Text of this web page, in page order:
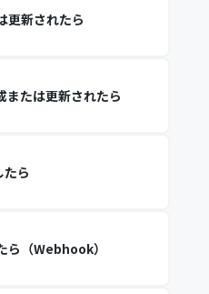
更新されたら
または更新されたら
ら
ら（Webhook）